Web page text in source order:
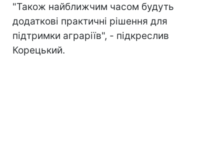
"Також найближчим часом будуть
додаткові практичні рішення для
підтримки аграріїв", - підкреслив
Корецький.